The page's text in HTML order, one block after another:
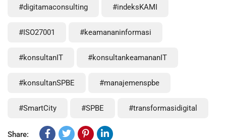
#digitamaconsulting #indeksKAMI
#ISO27001 #keamananinformasi
#konsultanIT #konsultankeamananIT
#konsultanSPBE #manajemenspbe
#SmartCity #SPBE #transformasidigital
Share: